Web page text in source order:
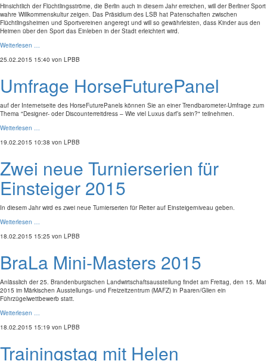
Hinsichtlich der Flüchtlingsströme, die Berlin auch in diesem Jahr erreichen, will der Berliner Sport
wahre Willkommenskultur zeigen. Das Präsidium des LSB hat Patenschaften zwischen
Flüchtlingsheimen und Sportvereinen angeregt und will so gewährleisten, dass Kinder aus den
Heimen über den Sport das Einleben in der Stadt erleichtert wird.
Weiterlesen …
25.02.2015 15:40 von LPBB
Umfrage HorseFuturePanel
auf der Internetseite des HorseFuturePanels können Sie an einer Trendbarometer-Umfrage zum
Thema "Designer- oder Discounterreitdress – Wie viel Luxus darf’s sein?" teilnehmen.
Weiterlesen …
19.02.2015 10:38 von LPBB
Zwei neue Turnierserien für
Einsteiger 2015
In diesem Jahr wird es zwei neue Turnierserien für Reiter auf Einsteigerniveau geben.
Weiterlesen …
18.02.2015 15:25 von LPBB
BraLa Mini-Masters 2015
Anlässlich der 25. Brandenburgischen Landwirtschaftsausstellung findet am Freitag, den 15. Mai
2015 im Märkischen Ausstellungs- und Freizeitzentrum (MAFZ) in Paaren/Glien ein
Führzügelwettbewerb statt.
Weiterlesen …
18.02.2015 15:19 von LPBB
Trainingstag mit Helen